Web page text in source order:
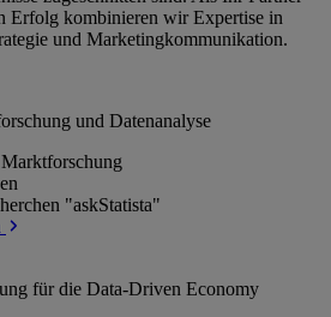
Erfolg kombinieren wir Expertise in
und Marketingkommunikation.
und Datenanalyse
"askStatista"
für die Data-Driven Economy